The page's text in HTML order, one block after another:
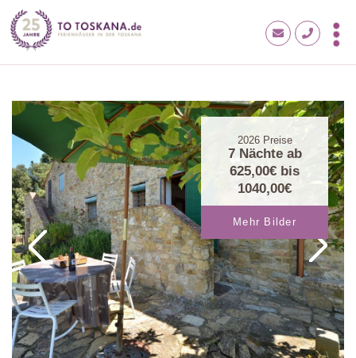
2026Preise
7 Nächte ab
625,00€ bis
1040,00€
Mehr Bilder